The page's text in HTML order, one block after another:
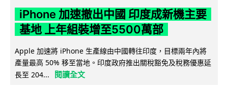
iPhone 加速撤出中國 印度成新機主要
基地 上年組裝增至5500萬部
Apple 加速將 iPhone 生產線由中國轉往印度，目標兩年內將
產量最高 50% 移至當地。印度政府推出關稅豁免及稅務優惠延
長至 204...
閱讀全文